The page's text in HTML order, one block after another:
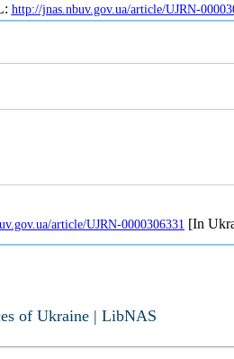
http://jnas.nbuv.gov.ua/article/UJRN-
article/UJRN-0000306331 [In
of Ukraine | LibNAS